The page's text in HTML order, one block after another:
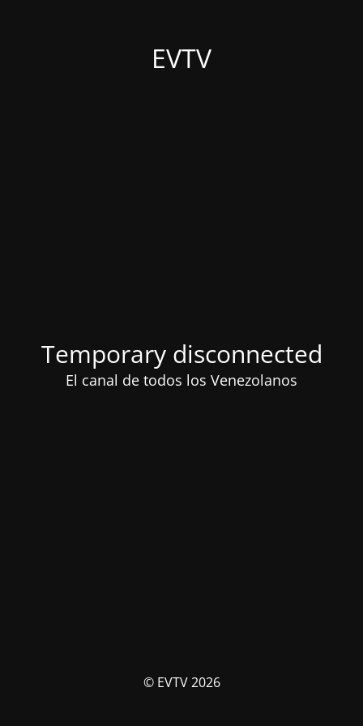
EVTV
Temporary disconnected
El canal de todos los Venezolanos
© EVTV 2026